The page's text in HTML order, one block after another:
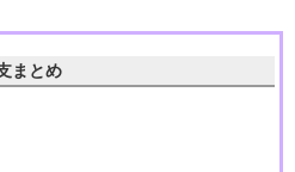
まとめ